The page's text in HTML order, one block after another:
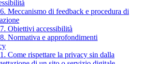
Meccanismo di feedback e procedura di
Obiettivi accessibilità
Normativa e approfondimenti
Come rispettare la privacy sin dalla